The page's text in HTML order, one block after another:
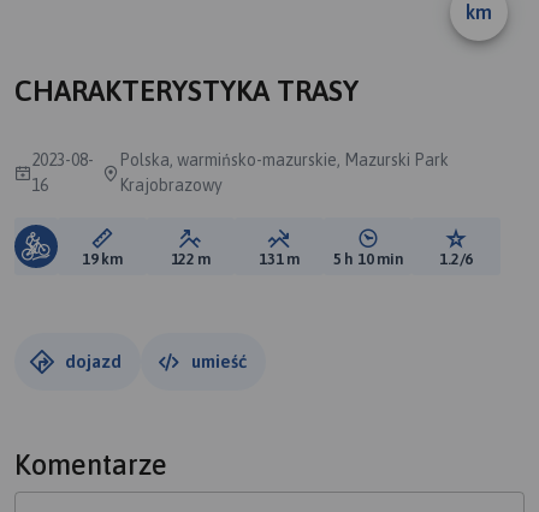
km
CHARAKTERYSTYKA TRASY
2023-08-
16
Polska, warmińsko-mazurskie, Mazurski Park
Krajobrazowy
Długość trasy:
19 km Suma przewyższeń:
122 m Suma spadków:
131 m Średni czas potrzebny
5 h 10 min Ocena
1.2/6
dojazd umieść
Komentarze